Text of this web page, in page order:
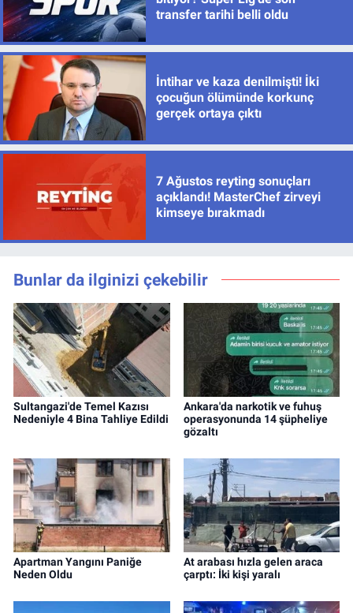
transfer tarihi belli oldu
İntihar ve kaza denilmişti! İki
çocuğun ölümünde korkunç
gerçek ortaya çıktı
7 Ağustos reyting sonuçları
açıklandı! MasterChef zirveyi
kimseye bırakmadı
Bunlar da ilginizi çekebilir
Sultangazi'de Temel Kazısı
Nedeniyle 4 Bina Tahliye Edildi
Ankara'da narkotik ve fuhuş
operasyonunda 14 şüpheliye
gözaltı
Apartman Yangını Paniğe
Neden Oldu
At arabası hızla gelen araca
çarptı: İki kişi yaralı